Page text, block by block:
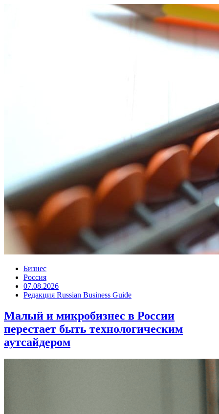
Бизнес
Россия
07.08.2026
Редакция Russian Business Guide
Малый и микробизнес в России
перестает быть технологическим
аутсайдером